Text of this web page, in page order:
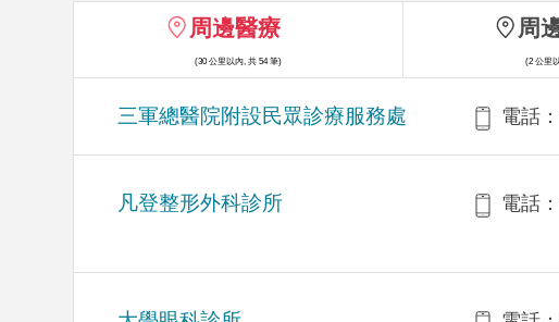
周邊醫療
(30 公里以內, 共 54 筆)
三軍總醫院附設民眾診療服務處 電話
凡登整形外科診所 電話
周
(2 公里